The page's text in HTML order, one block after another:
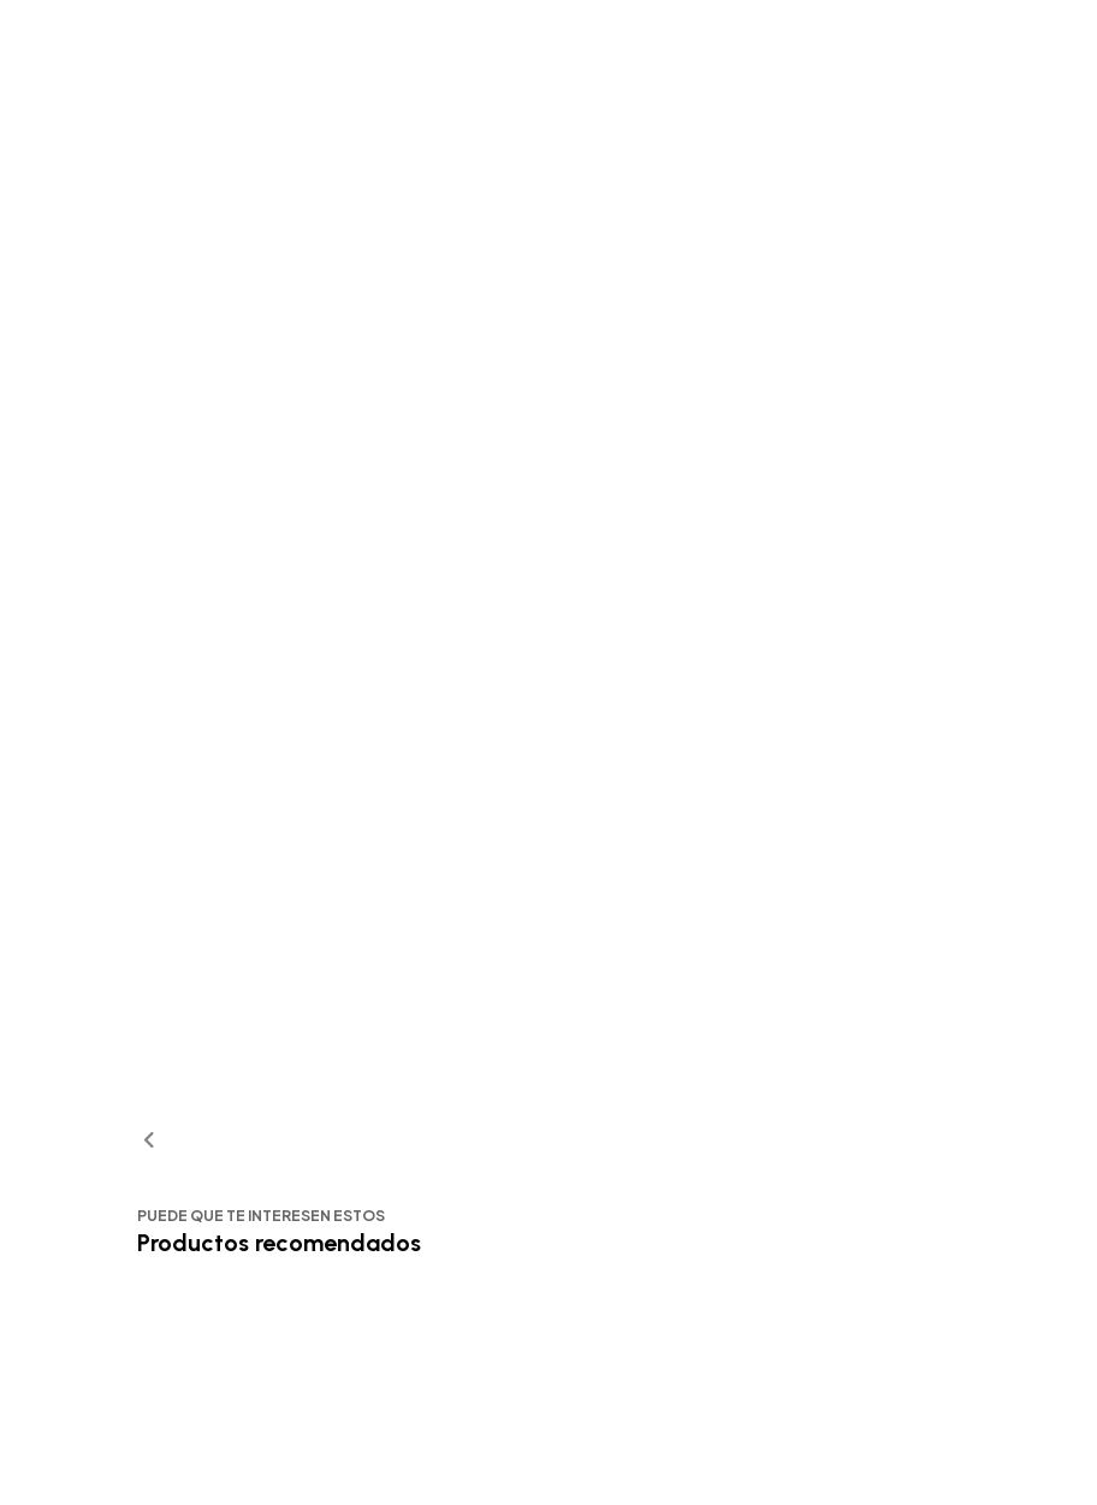
PUEDE QUE TE INTERESEN ESTOS
Productos recomendados